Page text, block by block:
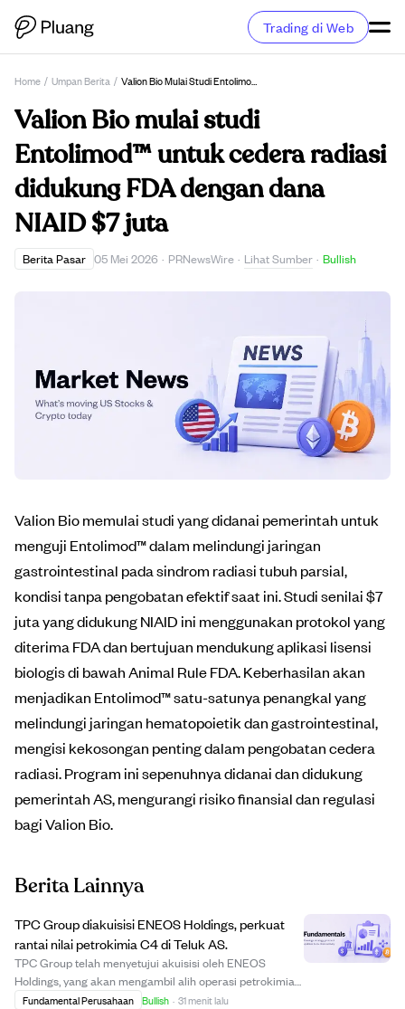
Trading di Web
Home / Umpan Berita / Valion Bio Mulai Studi Entolimod™ Untuk Cedera Radiasi Didukung FDA Dengan Dana NIAID $7 Juta
Valion Bio mulai studi
Entolimod™ untuk cedera radiasi
didukung FDA dengan dana
NIAID $7 juta
Berita Pasar 05 Mei 2026 · PRNewsWire · Lihat Sumber · Bullish
Valion Bio memulai studi yang didanai pemerintah untuk
menguji Entolimod™ dalam melindungi jaringan
gastrointestinal pada sindrom radiasi tubuh parsial,
kondisi tanpa pengobatan efektif saat ini. Studi senilai $7
juta yang didukung NIAID ini menggunakan protokol yang
diterima FDA dan bertujuan mendukung aplikasi lisensi
biologis di bawah Animal Rule FDA. Keberhasilan akan
menjadikan Entolimod™ satu-satunya penangkal yang
melindungi jaringan hematopoietik dan gastrointestinal,
mengisi kekosongan penting dalam pengobatan cedera
radiasi. Program ini sepenuhnya didanai dan didukung
pemerintah AS, mengurangi risiko finansial dan regulasi
bagi Valion Bio.
Berita Lainnya
TPC Group diakuisisi ENEOS Holdings, perkuat
rantai nilai petrokimia C4 di Teluk AS.
TPC Group telah menyetujui akuisisi oleh ENEOS
Holdings, yang akan mengambil alih operasi petrokimia
dan terminalnya di Texas dan Louisiana. Akuisisi ini
Fundamental Perusahaan Bullish · 31 menit lalu